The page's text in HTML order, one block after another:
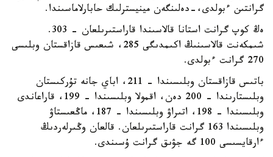
گرانتىن ءبولدى،-دەلىنگەن مينيسترلىك حابارلاماسىندا.
ەڭ كوپ گرانت استانا قالاسىندا قاراستىرىلعان - 303.
شىمكەنت قالاسىنىڭ اكىمدىگى 285، شىعىس قازاقستان وبلىسى
270 گرانت ءبولدى.
باتىس قازاقستان وبلىسىندا – 211، اباي جانە تۇركىستان
وبلىستارىندا – 200 دەن، اقمولا وبلىسىندا – 199، قاراعاندى
وبلىسىندا – 198، اتىراۋ وبلىسىندا – 187، ماڭعىستاۋ
وبلىسىندا 163 گرانت قاراستىرىلعان. قالعان وڭىرلەردىڭ
ءارقايسىسى 100 گە جۋىق گرانت ۇسىندى.